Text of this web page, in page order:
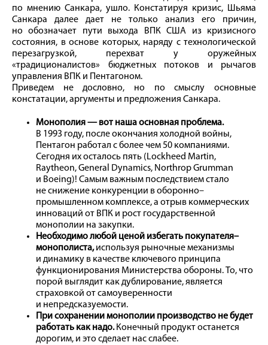
по мнению Санкара, ушло. Констатируя кризис, Шьяма
Санкара далее дает не только анализ его причин,
но обозначает пути выхода ВПК США из кризисного
состояния, в основе которых, наряду с технологической
перезагрузкой, перехват у оружейных
«традиционалистов» бюджетных потоков и рычагов
управления ВПК и Пентагоном.
Приведем не дословно, но по смыслу основные
констатации, аргументы и предложения Санкара.
Монополия — вот наша основная проблема.
В 1993 году, после окончания холодной вой­ны,
Пентагон работал с более чем 50 компаниями.
Сегодня их осталось пять (Lockheed Martin,
Raytheon, General Dynamics, Northrop Grumman
и Boeing)! Самым важным последствием стало
не снижение конкуренции в оборонно–
промышленном комплексе, а отрыв коммерческих
инноваций от ВПК и рост государственной
монополии на закупки.
Необходимо любой ценой избегать покупателя–
монополиста,используя рыночные механизмы
и динамику в качестве ключевого принципа
функционирования Министерства обороны. То, что
порой выглядит как дублирование, является
страховкой от самоуверенности
и непредсказуемости.
При сохранении монополии производство не будет
работать как надо.Конечный продукт останется
дорогим, и это сделает нас слабее.